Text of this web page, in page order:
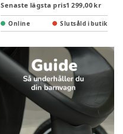
Senaste lägsta pris1 299,00 kr
Online Slutsåld i butik